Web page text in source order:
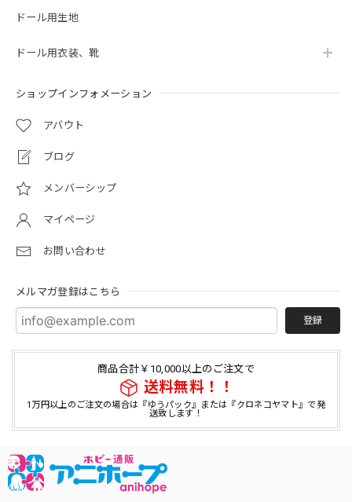
ドール用生地
ドール用衣装、靴
ショップインフォメーション
アバウト
ブログ
メンバーシップ
マイページ
お問い合わせ
メルマガ登録はこちら
登録
商品合計￥10,000以上のご注文で
送料無料！！
1万円以上のご注文の場合は『ゆうパック』または『クロネコヤマト』で発
送致します！